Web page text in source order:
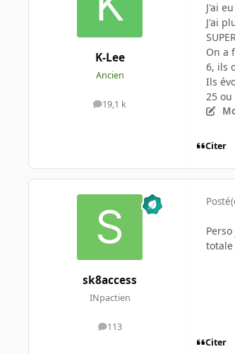
K-Lee
Ancien
19,1 k
messages
J'ai
J'ai
On a
6, ils
Ils
25 ou
Citer
sk8access
INpactien
113
messages
Citer